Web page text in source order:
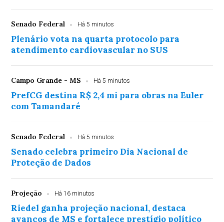
Senado Federal Há 5 minutos
Plenário vota na quarta protocolo para
atendimento cardiovascular no SUS
Campo Grande - MS Há 5 minutos
PrefCG destina R$ 2,4 mi para obras na Euler
com Tamandaré
Senado Federal Há 5 minutos
Senado celebra primeiro Dia Nacional de
Proteção de Dados
Projeção Há 16 minutos
Riedel ganha projeção nacional, destaca
avanços de MS e fortalece prestígio político